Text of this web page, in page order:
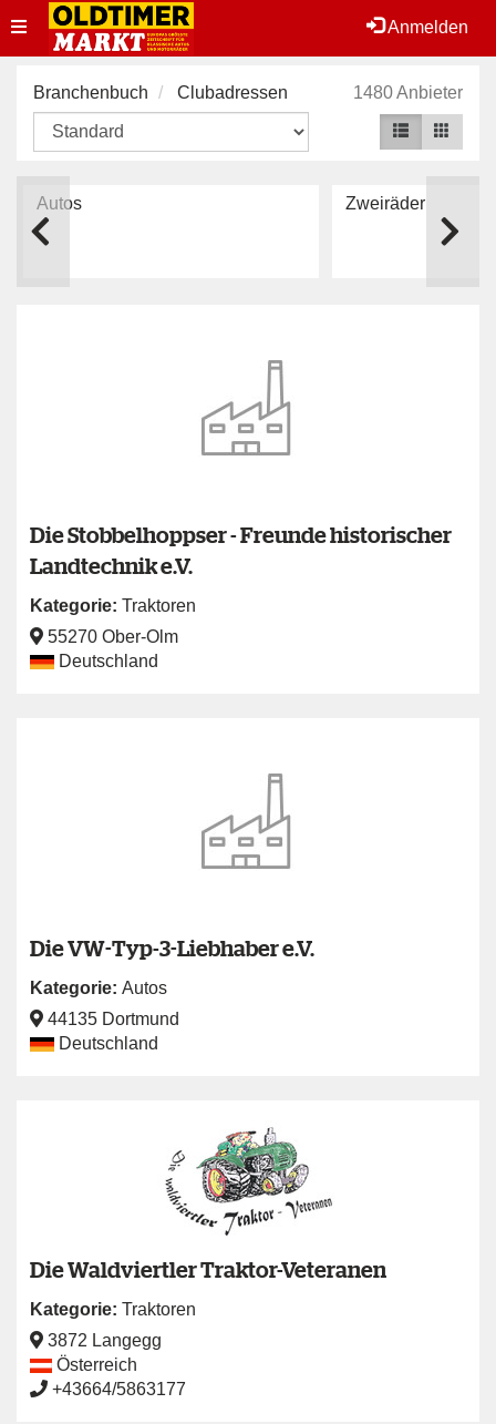
Anmelden
Toggle
navigation
Branchenbuch Clubadressen 1480 Anbieter
Autos Zweiräder
Die Stobbelhoppser - Freunde historischer
Landtechnik e.V.
Kategorie: Traktoren
55270 Ober-Olm
Deutschland
Die VW-Typ-3-Liebhaber e.V.
Kategorie: Autos
44135 Dortmund
Deutschland
Die Waldviertler Traktor-Veteranen
Kategorie: Traktoren
3872 Langegg
Österreich
+43664/5863177